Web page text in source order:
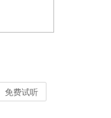
免费试听